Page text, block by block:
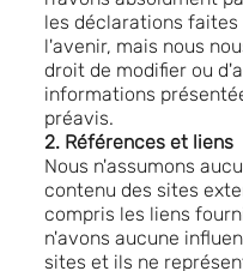
les déclarations
l'avenir, mais nous
droit de modifier ou
informations
préavis.
2. Références et liens
Nous n'assumons
contenu des sites
compris les liens
n'avons aucune
sites et ils ne